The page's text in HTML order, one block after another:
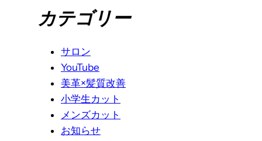
カテゴリー
サロン
YouTube
美革×髪質改善
小学生カット
メンズカット
お知らせ